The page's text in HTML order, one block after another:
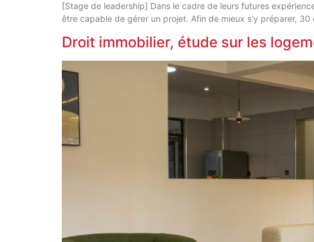
[Stage de leadership] Dans le cadre de leurs futures
être capable de gérer un projet. Afin de mieux s’y préparer,
Droit immobilier, étude sur les